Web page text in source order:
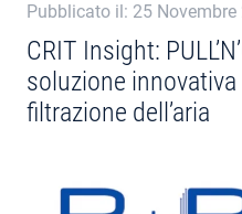
CHI SIAMO
AREA RISERVATA
Pubblicato il: 25 Novembre
CRIT Insight:
soluzione innovativa
filtrazione dell’aria